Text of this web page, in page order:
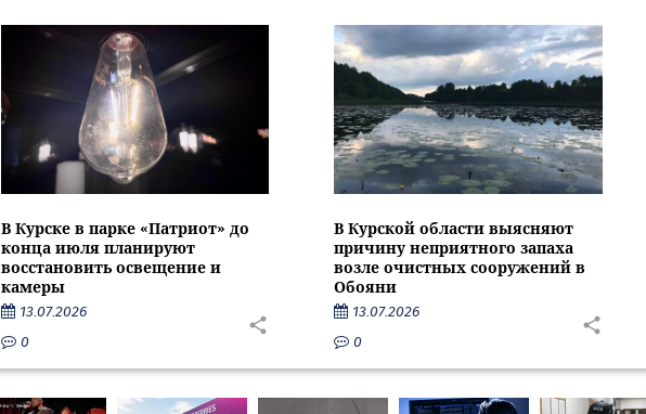
В Курске в парке «Патриот» до
конца июля планируют
восстановить освещение и
камеры
13.07.2026
0
В Курской области выясняют
причину неприятного запаха
возле очистных сооружений в
Обояни
13.07.2026
0